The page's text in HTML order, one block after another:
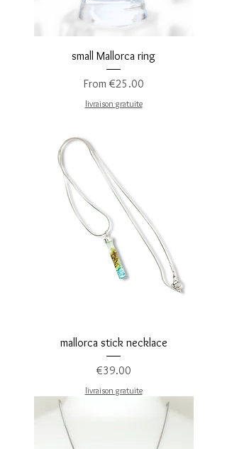
small Mallorca ring
From €25.00
Sale Price
livraison gratuite
mallorca stick necklace
Price
€39.00
livraison gratuite